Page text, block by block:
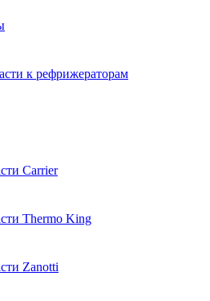
к рефрижераторам
Carrier
Thermo King
Zanotti